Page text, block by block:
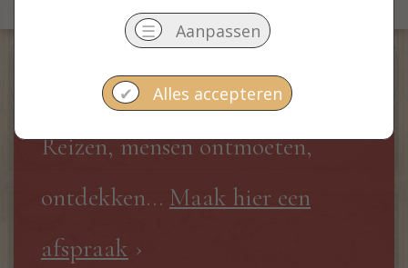
Op de thee bij Dagboek Reizen? ›
Reizen, mensen ontmoeten,
ontdekken... Maak hier een
afspraak ›
☰ Aanpassen
✔ Alles accepteren